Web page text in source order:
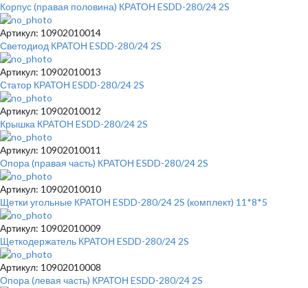
Корпус (правая половина) КРАТОН ESDD-280/24 2S
Артикул: 10902010014
Светодиод КРАТОН ESDD-280/24 2S
Артикул: 10902010013
Статор КРАТОН ESDD-280/24 2S
Артикул: 10902010012
Крышка КРАТОН ESDD-280/24 2S
Артикул: 10902010011
Опора (правая часть) КРАТОН ESDD-280/24 2S
Артикул: 10902010010
Щетки угольные КРАТОН ESDD-280/24 2S (комплект) 11*8*5
Артикул: 10902010009
Щеткодержатель КРАТОН ESDD-280/24 2S
Артикул: 10902010008
Опора (левая часть) КРАТОН ESDD-280/24 2S